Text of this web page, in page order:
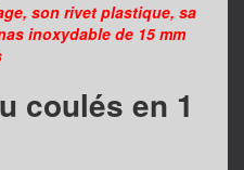
son rivet plastique, sa
inoxydable de 15 mm
coulés en 1